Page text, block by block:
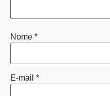
Nome *
E-mail *